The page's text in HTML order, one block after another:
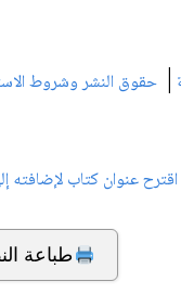
| حقوق النشر وشروط
اقترح عنوان كتاب لإضافته
طباعة